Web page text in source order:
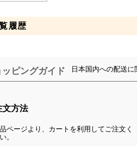
履歴
ッピングガイド 日本国内への配送
文方法
ページより、カートを利用してご注文く
。